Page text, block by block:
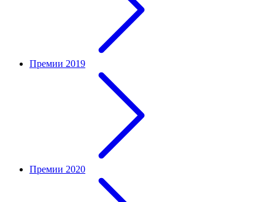
Премии 2019
Премии 2020